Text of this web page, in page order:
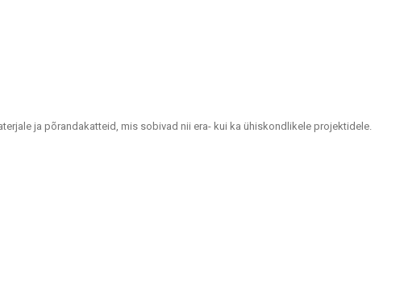
ja põrandakatteid, mis sobivad nii era- kui ka ühiskondlikele projektidele.